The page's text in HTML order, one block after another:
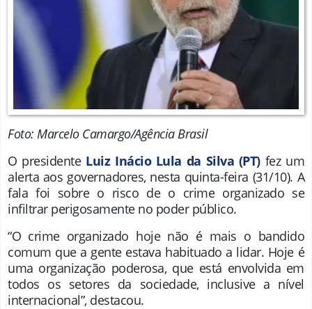
Foto: Marcelo Camargo/Agência Brasil
O presidente Luiz Inácio Lula da Silva (PT)fez um
alerta aos governadores, nesta quinta-feira (31/10). A
fala foi sobre o risco de o crime organizado se
infiltrar perigosamente no poder público.
“O crime organizado hoje não é mais o bandido
comum que a gente estava habituado a lidar. Hoje é
uma organização poderosa, que está envolvida em
todos os setores da sociedade, inclusive a nível
internacional”, destacou.